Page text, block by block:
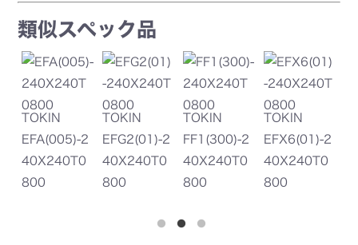
類似スペック品
TOKIN
EFG2(01)-2
40X240T0
800
TOKIN
FF1(300)-2
40X240T0
800
TOKIN
EFX6(01)-2
40X240T0
800
TOKIN
EFA(02)-24
0X240T08
00